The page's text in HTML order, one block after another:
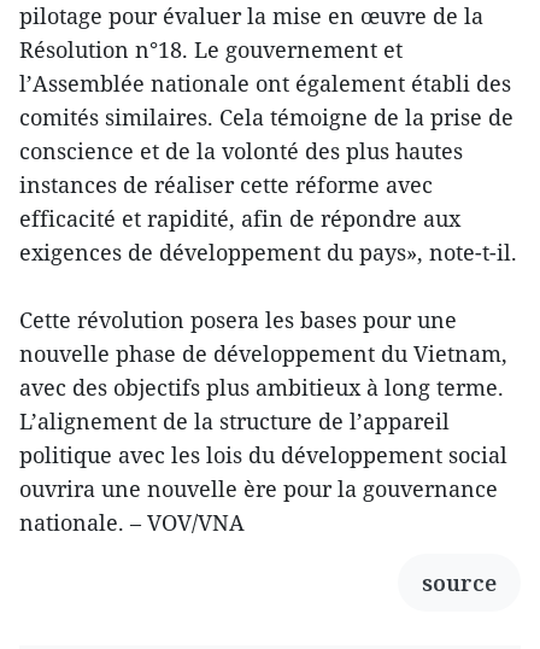
pilotage pour évaluer la mise en œuvre de la
Résolution n°18. Le gouvernement et
l’Assemblée nationale ont également établi des
comités similaires. Cela témoigne de la prise de
conscience et de la volonté des plus hautes
instances de réaliser cette réforme avec
efficacité et rapidité, afin de répondre aux
exigences de développement du pays», note-t-il.
Cette révolution posera les bases pour une
nouvelle phase de développement du Vietnam,
avec des objectifs plus ambitieux à long terme.
L’alignement de la structure de l’appareil
politique avec les lois du développement social
ouvrira une nouvelle ère pour la gouvernance
nationale. – VOV/VNA
source